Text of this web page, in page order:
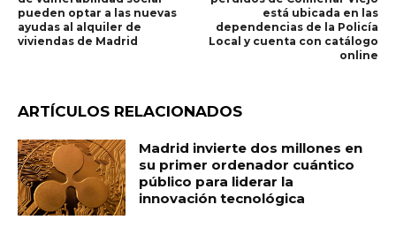
pueden optar a las nuevas
ayudas al alquiler de
viviendas de Madrid
está ubicada en las
dependencias de la Policía
Local y cuenta con catálogo
online
ARTÍCULOS RELACIONADOS
Madrid invierte dos millones en
su primer ordenador cuántico
público para liderar la
innovación tecnológica